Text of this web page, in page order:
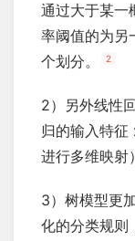
通过大于某一
率阈值的为另
个划分。
2
2）另外线性
归的输入特
进行多维映射
3）树模型更
化的分类规则